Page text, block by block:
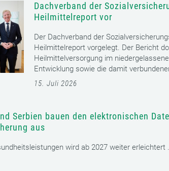
Dachverband der
Heilmittelreport vor
Der Dachverband der
Heilmittelreport vorgelegt. Der Bericht
Heilmittelversorgung im
Entwicklung sowie die damit
15. Juli 2026
Serbien bauen den elektronischen
aus
wird ab 2027 weiter erleichtert